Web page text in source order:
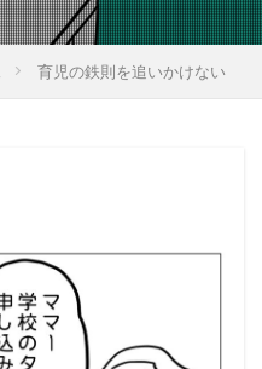
育児の鉄則を追いかけない